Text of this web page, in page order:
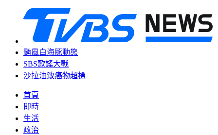
颱風白海豚動態
SBS歌謠大戰
沙拉油致癌物超標
首頁
即時
生活
政治